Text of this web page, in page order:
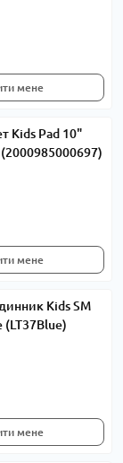
мене
Kids Pad 10"
мене
Kids SM
(LT37Blue)
мене